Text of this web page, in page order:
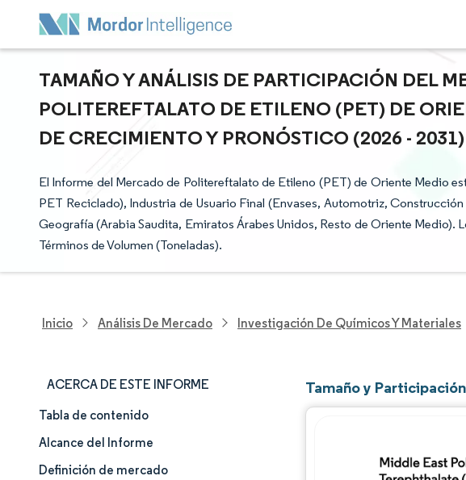
TAMAÑO Y ANÁLISIS DE PARTICIPACIÓN DEL
POLITEREFTALATO DE ETILENO (PET) DE
DE CRECIMIENTO Y PRONÓSTICO (2026 - 2031)
El Informe del Mercado de Politereftalato de Etileno (PET) de Oriente Medio
PET Reciclado), Industria de Usuario Final (Envases, Automotriz,
Geografía (Arabia Saudita, Emiratos Árabes Unidos, Resto de Oriente Medio).
Términos de Volumen (Toneladas).
Inicio Análisis De Mercado Investigación De Químicos Y Materiales
ACERCA DE ESTE INFORME
Tamaño y cuota de mercado
Análisis de mercado
Tabla de contenido
Alcance del Informe
Definición de mercado
Tamaño y